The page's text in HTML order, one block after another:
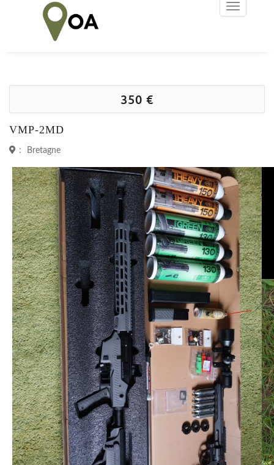
350 €
VMP-2MD
: Bretagne